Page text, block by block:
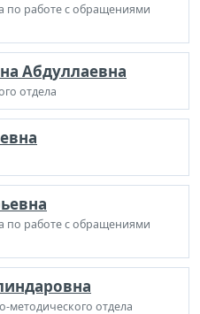
по работе с обращениями
Абдуллаевна
отдела
по работе с обращениями
методического отдела